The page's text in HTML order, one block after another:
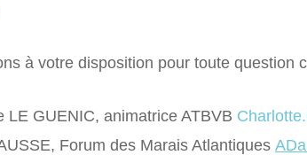
à votre disposition pour toute question
LE GUENIC, animatrice ATBVB
Forum des Marais Atlantiques